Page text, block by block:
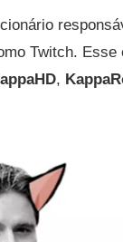
Twitch. Esse
,